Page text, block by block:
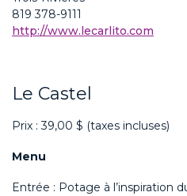
819 378-9111
http://www.lecarlito.com
Le Castel
Prix : 39,00 $ (taxes incluses)
Menu
Entrée : Potage à l’inspiration